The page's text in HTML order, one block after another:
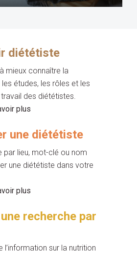
diététiste
mieux connaître la
études, les rôles et les
des diététistes.
plus
une diététiste
par lieu, mot-clé ou nom
une diététiste dans votre
plus
recherche par
l’information sur la nutrition